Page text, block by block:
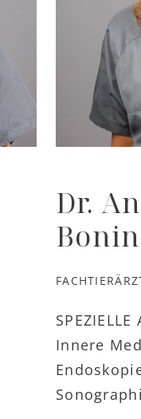
Dr.
Bonin
SPEZIELLE
Innere